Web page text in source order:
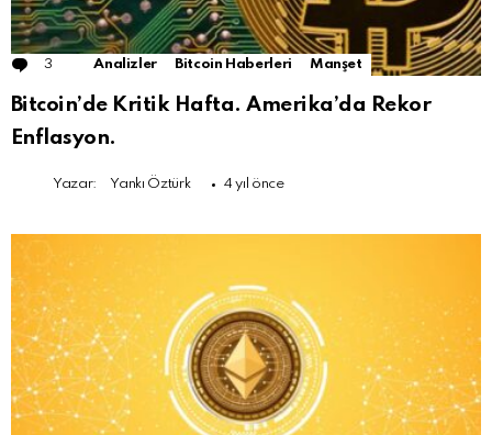
3 Comments
Analizler Bitcoin Haberleri Manşet
Bitcoin’de Kritik Hafta. Amerika’da Rekor
Enflasyon.
Yazar: Yankı Öztürk 4 yıl önce